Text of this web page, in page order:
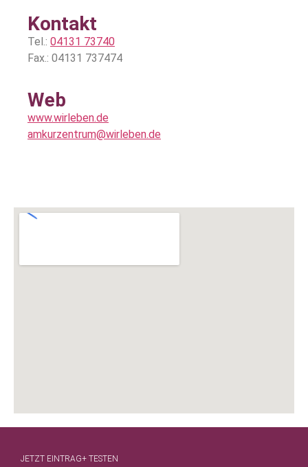
Kontakt
Tel.: 04131 73740
Fax.: 04131 737474
Web
www.wirleben.de
amkurzentrum@wirleben.de
JETZT EINTRAG+ TESTEN